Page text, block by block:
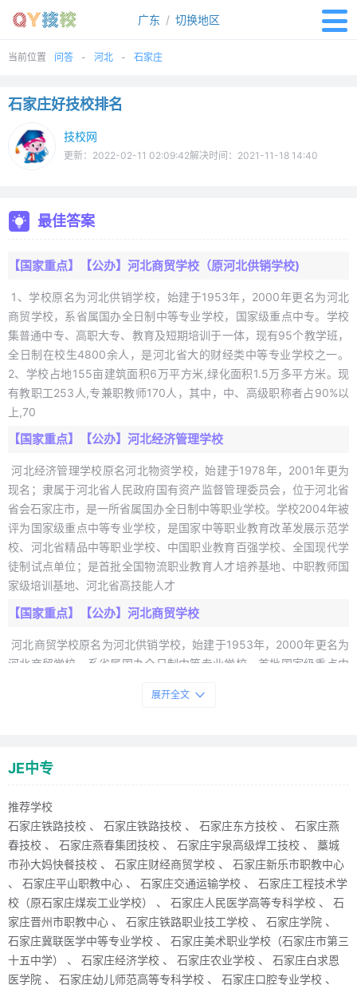
广东 / 切换地区
当前位置 问答 河北 石家庄
石家庄好技校排名
技校网
更新：2022-02-11 02:09:42解决时间：2021-11-18 14:40
最佳答案
【国家重点】【公办】河北商贸学校（原河北供销学校)
1、学校原名为河北供销学校，始建于1953年，2000年更名为河北
商贸学校，系省属国办全日制中等专业学校，国家级重点中专。学校
集普通中专、高职大专、教育及短期培训于一体，现有95个教学班，
全日制在校生4800余人，是河北省大的财经类中等专业学校之一。
2、学校占地155亩建筑面积6万平方米,绿化面积1.5万多平方米。现
有教职工253人,专兼职教师170人，其中，中、高级职称者占90%以
上,70
【国家重点】【公办】河北经济管理学校
河北经济管理学校原名河北物资学校，始建于1978年，2001年更为
现名；隶属于河北省人民政府国有资产监督管理委员会，位于河北省
省会石家庄市，是一所省属国办全日制中等职业学校。学校2004年被
评为国家级重点中等专业学校，是国家中等职业教育改革发展示范学
校、河北省精品中等职业学校、中国职业教育百强学校、全国现代学
徒制试点单位；是首批全国物流职业教育人才培养基地、中职教师国
家级培训基地、河北省高技能人才
【国家重点】【公办】河北商贸学校
河北商贸学校原名为河北供销学校，始建于1953年，2000年更名为
河北商贸学校，系省属国办全日制中等专业学校、首批国家级重点中
区域，现有80个教学班，校本部全日制在校生4000余人，联合办学
育的骨干学校。河北商贸
石家庄冀联医学中等专业学校，位于石家庄市和平西路697号，是河
北省教育厅批准的一所全日制普通中等专业学校。原冀联医学院由离
退休老干部于1987年创建，历经多年的艰苦创业,办学规模和教学质
量均居全省民办学校前列。学校创建于1987年，学校秉承“立德树人”
的根本宗旨，坚持“三个负责”的办学态度，以实现“三得人才”的培养目
标为指导思想，结合医学院教学特点，设有解剖、形态、技能、基础
护理、内科护理、外科护
【国家重点】【公办】河北省交通职业技术学校
展开全文
JE中专
推荐学校
石家庄铁路技校 、 石家庄铁路技校 、 石家庄东方技校 、 石家庄燕
春技校 、 石家庄燕春集团技校 、 石家庄宇泉高级焊工技校 、 藁城
市孙大妈快餐技校 、 石家庄财经商贸学校 、 石家庄新乐市职教中心
、 石家庄平山职教中心 、 石家庄交通运输学校 、 石家庄工程技术学
校（原石家庄煤炭工业学校） 、 石家庄人民医学高等专科学校 、 石
家庄晋州市职教中心 、 石家庄铁路职业技工学校 、 石家庄学院 、
石家庄冀联医学中等专业学校 、 石家庄美术职业学校（石家庄市第三
十五中学） 、 石家庄经济学校 、 石家庄农业学校 、 石家庄白求恩
医学院 、 石家庄幼儿师范高等专科学校 、 石家庄口腔专业学校 、